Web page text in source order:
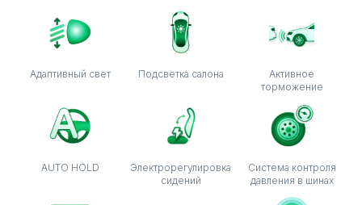
Адаптивный свет Подсветка салона
Активное
торможение
AUTO HOLD
Электрорегулировка
сидений
Система контроля
давления в шинах